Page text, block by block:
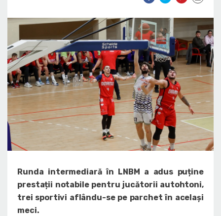
Runda intermediară în LNBM a adus puține
prestații notabile pentru jucătorii autohtoni,
trei sportivi aflându-se pe parchet în același
meci.